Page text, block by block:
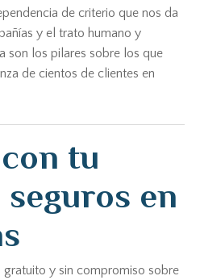
de criterio que nos da
y el trato humano y
son los pilares sobre los que
de cientos de clientes en
tu
seguros en
gratuito y sin compromiso sobre